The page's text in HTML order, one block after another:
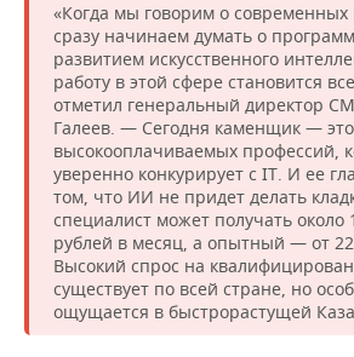
ВОДНЫЕ ВИДЫ СПОРТА
ХОККЕЙ С МЯЧОМ
ОБРАЗОВАНИЕ
ПРОИСШЕСТВИЯ
«Когда мы говорим о современных
сразу начинаем думать о
развитием искусственного
работу в этой сфере становится
отметил генеральный директор
Галеев. — Сегодня каменщик —
высокооплачиваемых профессий,
уверенно конкурирует с IT. И ее
том, что ИИ не придет делать
специалист может получать около
рублей в месяц, а опытный — от
Высокий спрос на
существует по всей стране, но
ощущается в быстрорастущей